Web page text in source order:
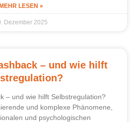
LESEN »
Dezember 2025
– und wie hilft
– und wie hilft Selbstregulation?
und komplexe Phänomene,
und psychologischen